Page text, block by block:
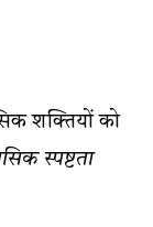
शक्तियों को
स्पष्टता